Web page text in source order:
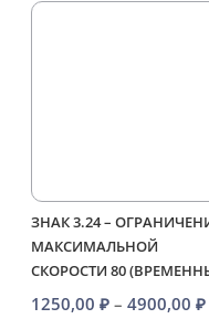
ЗНАК 3.24 –
МАКСИМАЛЬНОЙ
СКОРОСТИ 80
1250,00 ₽ – 4900,00 ₽